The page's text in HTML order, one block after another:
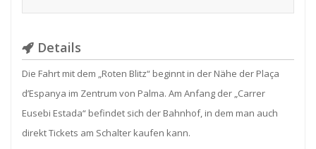
Details
Die Fahrt mit dem „Roten Blitz“ beginnt in der Nähe der Plaça
d’Espanya im Zentrum von Palma. Am Anfang der „Carrer
Eusebi Estada“ befindet sich der Bahnhof, in dem man auch
direkt Tickets am Schalter kaufen kann.